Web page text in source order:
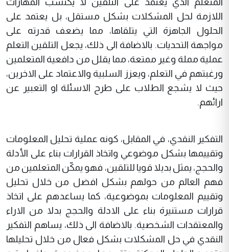
اللازمة لحل المشكلات بشكل مستقل، بل يعتمد على
الحلول الجاهزة التي يتلقاها، مما يضعف قدرته على
مواجهة التحديات. بالاضافة الى ذلك، يجعل التلقين التعلم
عملية مملة وغير ممتعة، مما يقلل من دافعية المتعلمين
ورغبتهم في التعلم، ويعزز السلبية والاعتماد على الاخرين،
حيث لا يشجع الطلاب على طرح الاسئلة او التعبير عن
ارائهم.
التفكير النقدي، في المقابل، كونه عملية تحليل المعلومات
وتقييمها بشكل موضوعي واتخاذ القرارات بناء على الأدلة
والحجج، يمثل بديلا قويا للتلقين، فهو يمكّن المتعلمين من
فهم العالم من حولهم بشكل افضل من خلال تحليل
وتقييم المعلومات بموضوعية، كما يساعدهم على اتخاذ
قرارات مستنيرة بناء على الادلة والحجج بدلا من الاراء
والمعتقدات الشخصية. بالاضافة الى ذلك، يساهم التفكير
النقدي في حل المشكلات بشكل فعال من خلال تحليلها